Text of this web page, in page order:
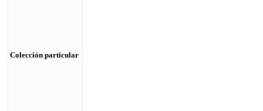
Colección particular